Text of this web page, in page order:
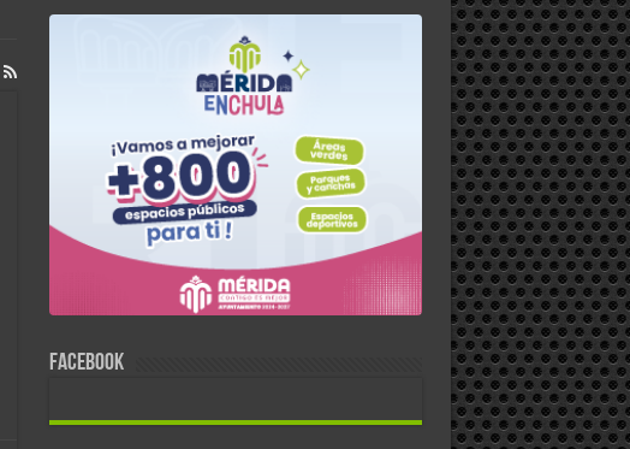
FACEBOOK